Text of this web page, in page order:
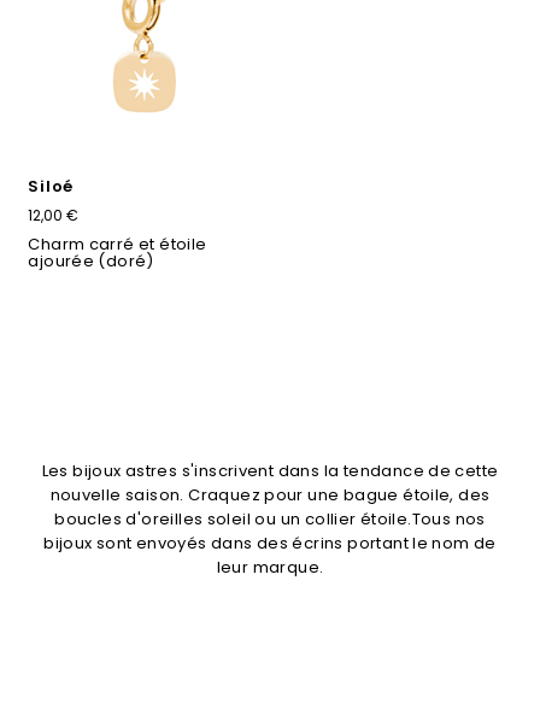
Siloé
12,00 €
Charm carré et étoile
ajourée (doré)
Les bijoux astres s'inscrivent dans la tendance de cette
nouvelle saison. Craquez pour une bague étoile, des
boucles d'oreilles soleil ou un collier étoile.Tous nos
bijoux sont envoyés dans des écrins portant le nom de
leur marque.